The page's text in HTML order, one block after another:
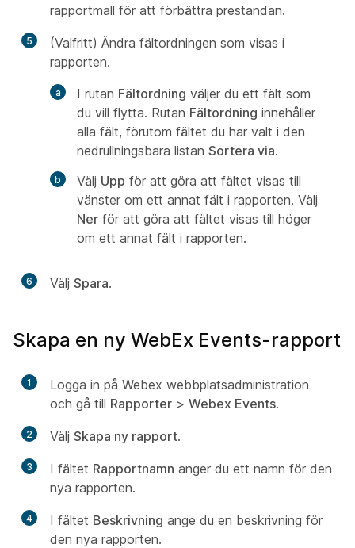
rapportmall för att förbättra prestandan.
5
(Valfritt) Ändra fältordningen som visas i
rapporten.
I rutan Fältordning väljer du ett fält som
du vill flytta. Rutan Fältordning innehåller
alla fält, förutom fältet du har valt i den
nedrullningsbara listan Sortera via.
Välj Upp för att göra att fältet visas till
vänster om ett annat fält i rapporten. Välj
Ner för att göra att fältet visas till höger
om ett annat fält i rapporten.
6 Välj Spara.
Skapa en ny WebEx Events-rapport
1
Logga in på Webex webbplatsadministration
och gå till Rapporter > Webex Events.
2 Välj Skapa ny rapport.
3 I fältet Rapportnamn anger du ett namn för den
nya rapporten.
4 I fältet Beskrivning ange du en beskrivning för
den nya rapporten.